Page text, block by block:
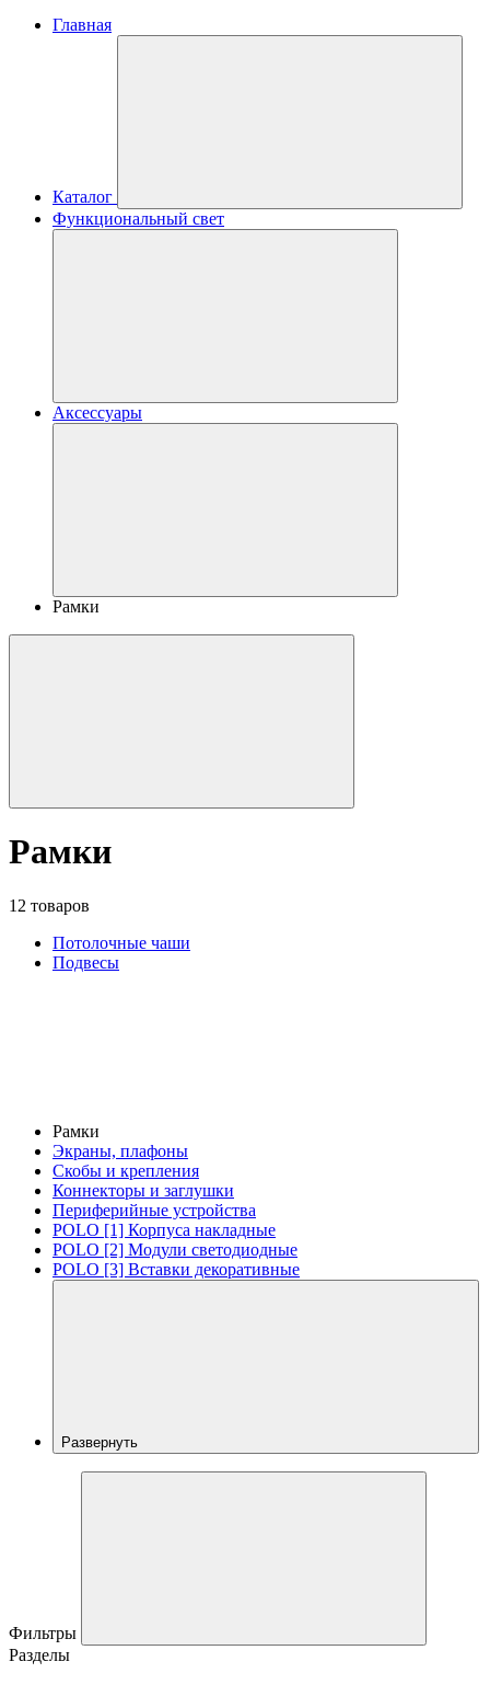
Главная
Каталог
Функциональный свет
Аксессуары
Рамки
Рамки
12 товаров
Потолочные чаши
Подвесы
Рамки
Экраны, плафоны
Скобы и крепления
Коннекторы и заглушки
Периферийные устройства
POLO [1] Корпуса накладные
POLO [2] Модули светодиодные
POLO [3] Вставки декоративные
Развернуть
Фильтры
Разделы